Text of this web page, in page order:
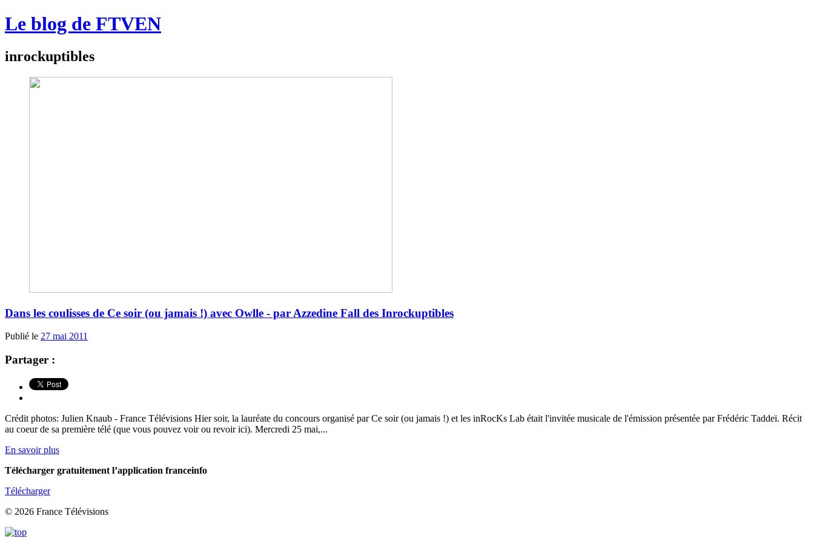
Le blog de FTVEN
inrockuptibles
Dans les coulisses de Ce soir (ou jamais !) avec Owlle - par Azzedine Fall des Inrockuptibles
Publié le 27 mai 2011
Partager :
Crédit photos: Julien Knaub - France Télévisions Hier soir, la lauréate du concours organisé par Ce soir (ou jamais !) et les inRocKs Lab était l'invitée musicale de l'émission présentée par Frédéric Taddeï. Récit
au coeur de sa première télé (que vous pouvez voir ou revoir ici). Mercredi 25 mai,...
En savoir plus
Télécharger gratuitement l’application franceinfo
Télécharger
© 2026 France Télévisions